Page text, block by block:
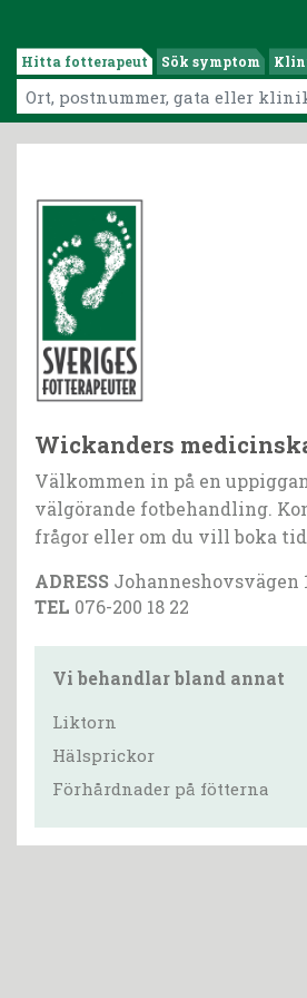
Hitta fotterapeut Sök symptom
Wickanders
Välkommen in på en
välgörande fotbehandling.
frågor eller om du vill boka
ADRESS Johanneshovsvägen
TEL 076-200 18 22
Vi behandlar bland annat
Liktorn
Hälsprickor
Förhårdnader på fötterna